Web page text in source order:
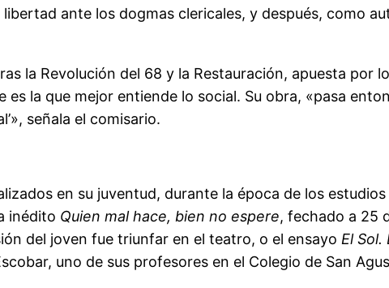
ante los dogmas clericales, y después, como
la Revolución del 68 y la Restauración, apuesta por
es la que mejor entiende lo social. Su obra, «pasa
señala el comisario.
en su juventud, durante la época de los
inédito Quien mal hace, bien no espere, fechado a 25
del joven fue triunfar en el teatro, o el ensayo El Sol.
uno de sus profesores en el Colegio de San